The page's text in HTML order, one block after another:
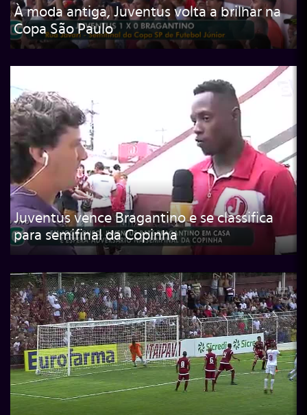
À moda antiga, Juventus volta a brilhar na
Copa São Paulo
Juventus vence Bragantino e se classifica
para semifinal da Copinha